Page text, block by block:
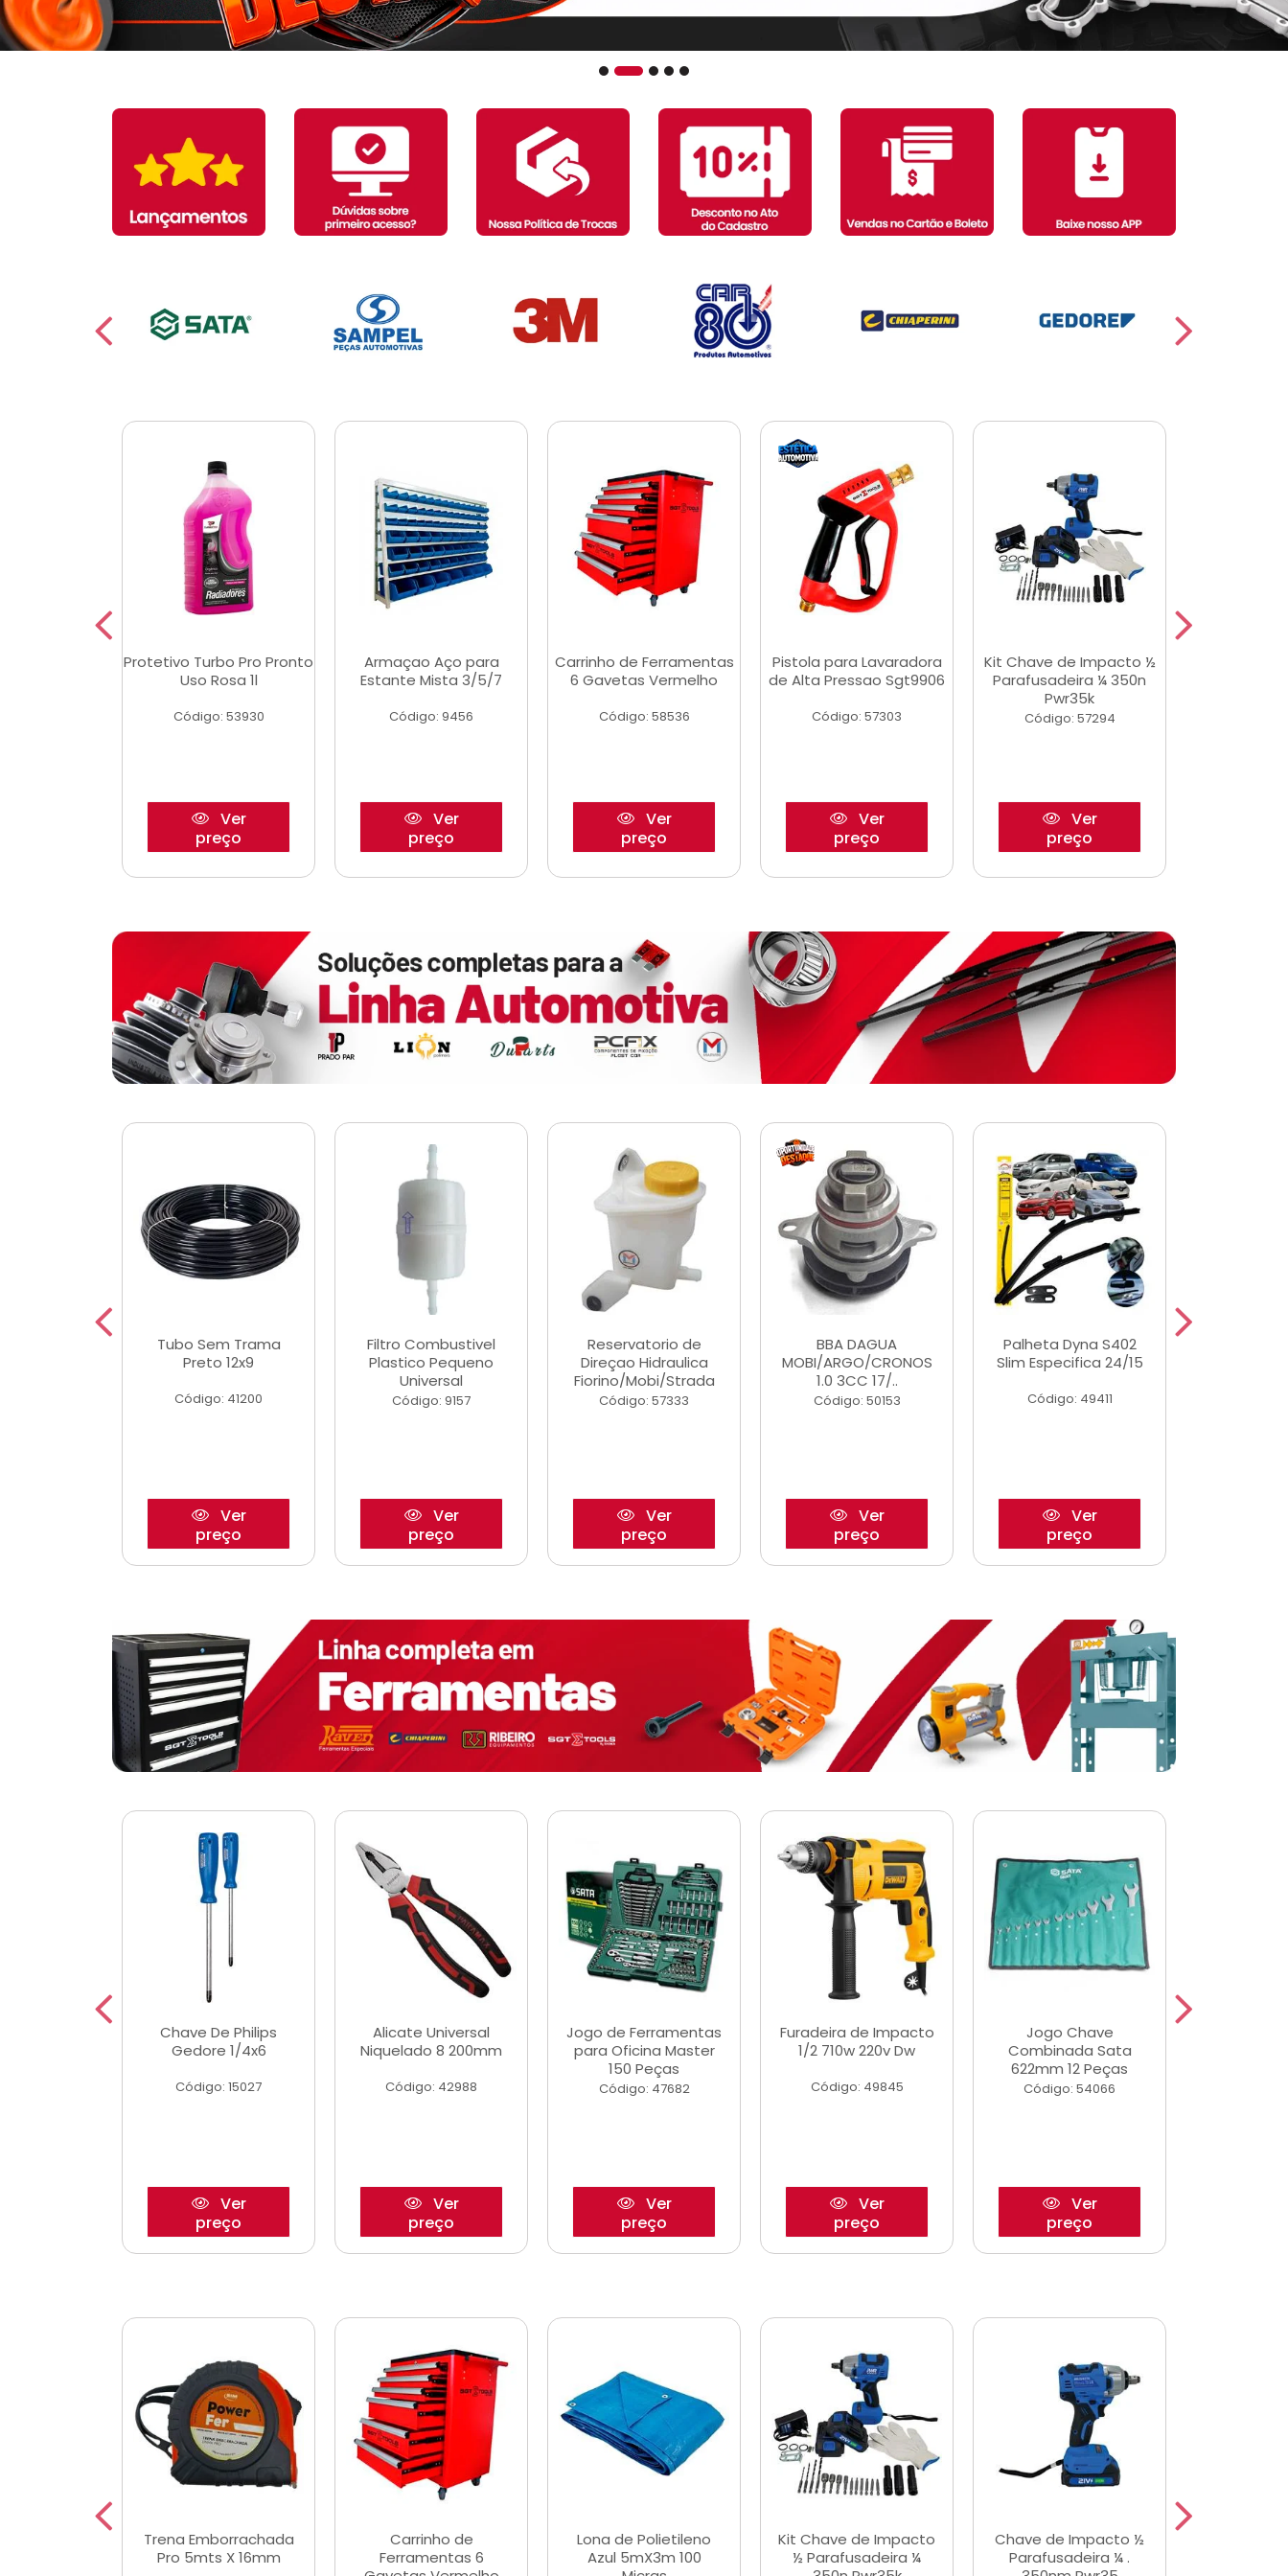
Protetivo Turbo Pro Pronto
Uso Rosa 1l
Código: 53930
Ver
preço
Armaçao Aço para
Estante Mista 3/5/7
Código: 9456
Ver
preço
Carrinho de Ferramentas
6 Gavetas Vermelho
Código: 58536
Ver
preço
Pistola para Lavaradora
de Alta Pressao Sgt9906
Código: 57303
Ver
preço
Kit Chave de Impacto ½
Parafusadeira ¼ 350n
Pwr35k
Código: 57294
Ver
preço
Tubo Sem Trama
Preto 12x9
Código: 41200
Ver
preço
Filtro Combustivel
Plastico Pequeno
Universal
Código: 9157
Ver
preço
Reservatorio de
Direçao Hidraulica
Fiorino/Mobi/Strada
Código: 57333
Ver
preço
BBA DAGUA
MOBI/ARGO/CRONOS
1.0 3CC 17/..
Código: 50153
Ver
preço
Palheta Dyna S402
Slim Especifica 24/15
Código: 49411
Ver
preço
Chave De Philips
Gedore 1/4x6
Código: 15027
Ver
preço
Alicate Universal
Niquelado 8 200mm
Código: 42988
Ver
preço
Jogo de Ferramentas
para Oficina Master
150 Peças
Código: 47682
Ver
preço
Furadeira de Impacto
1/2 710w 220v Dw
Código: 49845
Ver
preço
Jogo Chave
Combinada Sata
622mm 12 Peças
Código: 54066
Ver
preço
Trena Emborrachada
Pro 5mts X 16mm
Carrinho de
Ferramentas 6
Lona de Polietileno
Azul 5mX3m 100
Kit Chave de Impacto
½ Parafusadeira ¼
Chave de Impacto ½
Parafusadeira ¼ .